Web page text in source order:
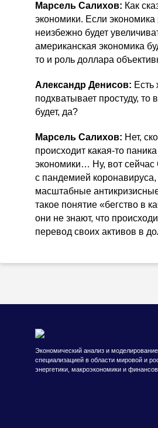
Марсель Салихов: Как
экономики. Если экономика
неизбежно будет
американская экономика
то и роль доллара
Александр Денисов:
подхватывает простуду, то
будет, да?
Марсель Салихов: Нет,
происходит какая-то
экономики… Ну, вот
с пандемией
масштабные
такое понятие «бегство в
они не знают, что
перевод своих активов в
Экономический анализ и моделирование
специализацией в области мировой и
энергетики, макроэкономики и